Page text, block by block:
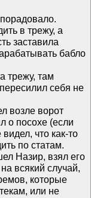
в трежу, а
заставила
бабло
трежу, там
себя не
возле ворот
о посохе (если
что как-то
по статам.
Назир, взял его
всякий случай,
которые
или не